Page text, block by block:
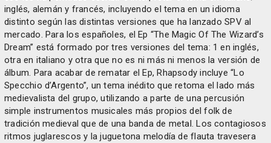
inglés, alemán y francés, incluyendo el tema en un idioma
distinto según las distintas versiones que ha lanzado SPV al
mercado. Para los españoles, el Ep “The Magic Of The Wizard’s
Dream” está formado por tres versiones del tema: 1 en inglés,
otra en italiano y otra que no es ni más ni menos la versión de
álbum. Para acabar de rematar el Ep, Rhapsody incluye “Lo
Specchio d’Argento”, un tema inédito que retoma el lado más
medievalista del grupo, utilizando a parte de una percusión
simple instrumentos musicales más propios del folk de
tradición medieval que de una banda de metal. Los contagiosos
ritmos juglarescos y la juguetona melodía de flauta travesera